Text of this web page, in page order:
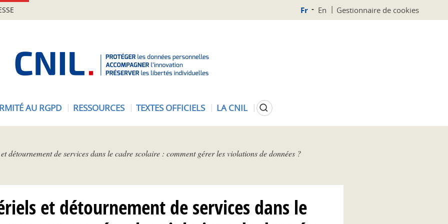
Fr En Gestionnaire de cookies
N
AU RGPD RESSOURCES TEXTES OFFICIELS LA CNIL Rechercher
détournement de services dans le cadre scolaire : comment gérer les violations de données ?
et détournement de services dans le